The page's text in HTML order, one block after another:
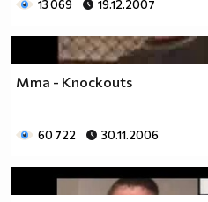
13 069 19.12.2007
Mma - Knockouts
60 722 30.11.2006